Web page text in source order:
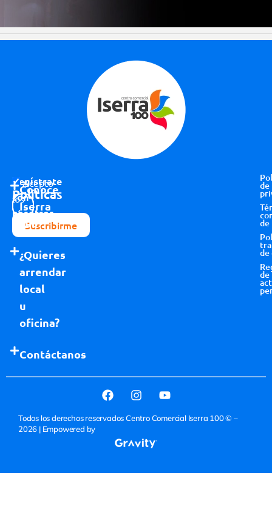
Regístrate
con
nosotros
Acepto
los
términos y
condiciones
Suscribirme
Conoce
Iserra
100
¿Quieres
arrendar
local
u
oficina?
Contáctanos
Políticas
de
de
de
de
Todos los derechos reservados Centro Comercial Iserra 100 © –
2026 | Empowered by